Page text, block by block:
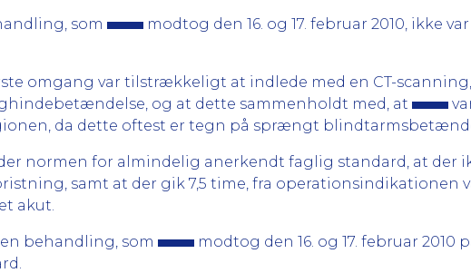
som
modtog den 16. og 17. februar 2010, ikke
omgang var tilstrækkeligt at indlede med en CT-
og at dette sammenholdt med, at
da dette oftest er tegn på sprængt
normen for almindelig anerkendt faglig standard, at der
samt at der gik 7,5 time, fra operationsindikationen
akut.
behandling, som modtog den 16. og 17. februar 2010